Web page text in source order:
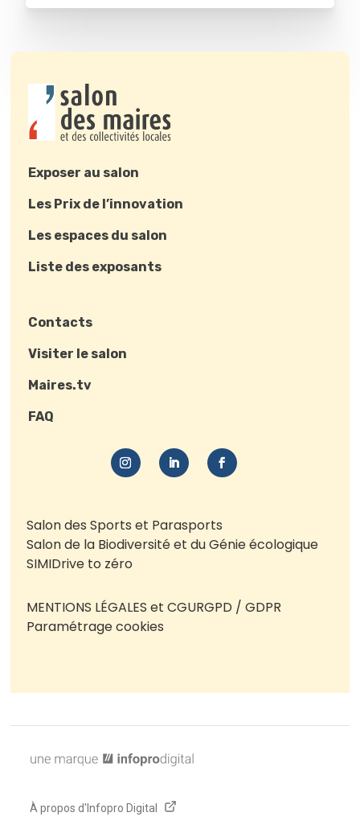
Exposer au salon
Les Prix de l’innovation
Les espaces du salon
Liste des exposants
Contacts
Visiter le salon
Maires.tv
FAQ
Salon des Sports et Parasports
Salon de la Biodiversité et du Génie écologique
SIMIDrive to zéro
MENTIONS LÉGALES et CGURGPD / GDPR
Paramétrage cookies